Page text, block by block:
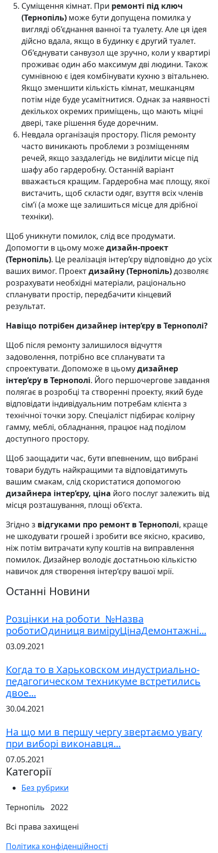
Суміщення кімнат. При ремонті під ключ
(Тернопіль) може бути допущена помилка у
вигляді об’єднання ванної та туалету. Але ця ідея
дійсно вдала, якщо в будинку є другий туалет.
Об’єднувати санвузол ще зручно, коли у квартирі
проживає один або максимум дві людини. Також
сумнівною є ідея комбінувати кухню з вітальнею.
Якщо зменшити кількість кімнат, мешканцям
потім ніде буде усамітнитися. Однак за наявності
декількох окремих приміщень, що мають міцні
двері, таке рішення буде доречним.
Невдала організація простору. Після ремонту
часто виникають проблеми з розміщенням
речей, якщо заздалегідь не виділити місце під
шафу або гардеробну. Останній варіант
вважається кращим. Гардеробна має площу, якої
вистачить, щоб скласти одяг, взуття всіх членів
сім’ї (а може ще залишиться місце для дрібної
техніки).
Щоб уникнути помилок, слід все продумати.
Допомогти в цьому можедизайн-проект
(Тернопіль). Це реалізація інтер’єру відповідно до усіх
ваших вимог. Проектдизайну (Тернопіль)дозволяє
розрахувати необхідні матеріали, раціонально
спланувати простір, передбачити кінцевий
результат.
Навіщо потрібен дизайнер інтер’єру в Тернополі?
Щоб після ремонту залишилося відчуття
задоволення, потрібно все спланувати та
спроектувати. Допоможе в цьомудизайнер
інтер’єру в Тернополі. Його першочергове завдання
полягає в розробці та створенні проекту, який буде
відповідати індивідуальним потребам клієнта з
технічної точки зору. Спеціаліст підбирає колірну
гамму, меблі, обладнання, працює над поділом
доступного простору.
Щоб заощадити час, бути впевненим, що вибрані
товари будуть найкращими та відповідатимуть
вашим смакам, слід скористатися допомогою
дизайнера інтер’єру, ціна його послуг залежить від
місця розташування, площі об’єкта.
Згідно з відгуками про ремонт в Тернополі, краще
не шкодувати грошей і зробити все якісно, красиво,
ніж потім витрачати купу коштів на виправлення
помилок. Дизайнер володіє достатньою кількістю
навичок для створення інтер’єру вашої мрії.
Останні Новини
Розцінки на роботи №Назва
роботиОдиниця виміруЦінаДемонтажні...
03.09.2021
Когда то в Харьковском индустриально-
педагогическом техникуме встретились
двое...
30.04.2021
На що ми в першу чергу звертаємо увагу
при виборі виконавця...
07.05.2021
Категорії
Без рубрики
Тернопіль 2022
Всі права захищені
Політика конфіденційності